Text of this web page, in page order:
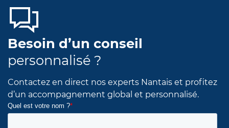
Besoin d’un conseil
personnalisé ?
Contactez en direct nos experts Nantais et profitez
d’un accompagnement global et personnalisé.